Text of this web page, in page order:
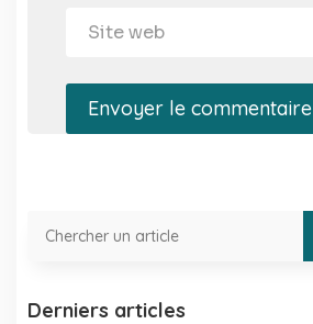
Envoyer le commentaire
Derniers articles